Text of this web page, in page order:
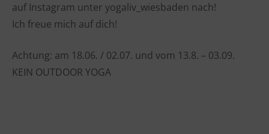
auf Instagram unter yogaliv_wiesbaden nach!
Ich freue mich auf dich!
Achtung: am 18.06. / 02.07. und vom 13.8. – 03.09.
KEIN OUTDOOR YOGA